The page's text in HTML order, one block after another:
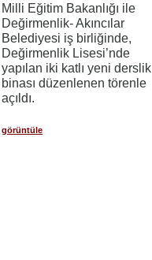
Milli Eğitim Bakanlığı ile
Değirmenlik- Akıncılar
Belediyesi iş birliğinde,
Değirmenlik Lisesi’nde
yapılan iki katlı yeni derslik
binası düzenlenen törenle
açıldı.
görüntüle